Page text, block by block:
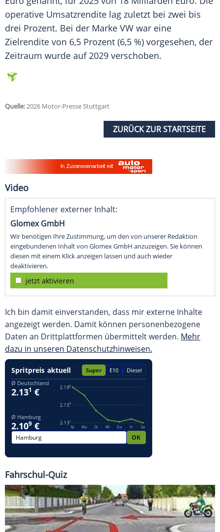
operative Umsatzrendite lag zuletzt bei zwei bis
drei Prozent. Bei der Marke VW war eine
Zielrendite von 6,5 Prozent (6,5 %) vorgesehen, der
Zeitraum wurde auf 2029 verschoben.
Quelle:2026 Motor-Presse Stuttgart
ZURÜCK ZUR STARTSEITE
Video
Empfohlener externer Inhalt:
Glomex GmbH
Wir benötigen Ihre Zustimmung, um den von unserer Redaktion
eingebundenen Inhalt von Glomex GmbH anzuzeigen. Sie können
diesen mit einem Klick anzeigen lassen und auch wieder
deaktivieren.
jetzt aktivieren
Ich bin damit einverstanden, dass mir externe Inhalte
angezeigt werden. Damit können personenbezogene
Daten an Drittplattformen übermittelt werden. Mehr
dazu in unseren Datenschutzhinweisen.
Fahrschul-Quiz